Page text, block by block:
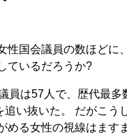
性国会議員の数ほどに
ているだろうか?
員は57人で、歴代最
追い抜いた。 だがこう
める女性の視線はます